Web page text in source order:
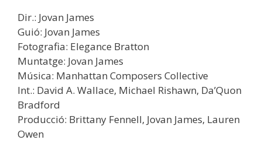
Dir.: Jovan James
Guió: Jovan James
Fotografia: Elegance Bratton
Muntatge: Jovan James
Música: Manhattan Composers Collective
Int.: David A. Wallace, Michael Rishawn, Da’Quon
Bradford
Producció: Brittany Fennell, Jovan James, Lauren
Owen